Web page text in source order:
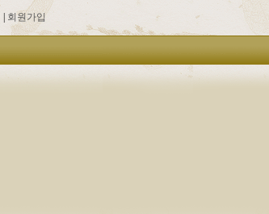
회원가입